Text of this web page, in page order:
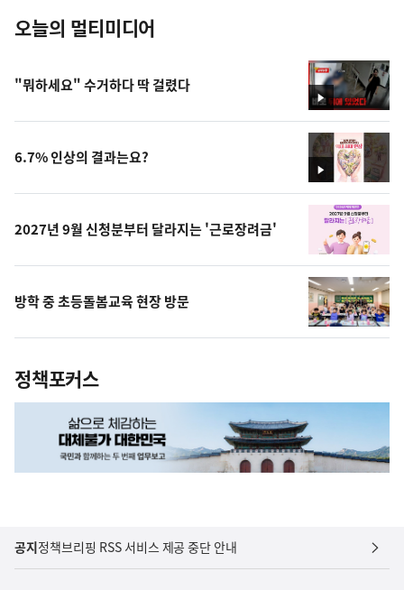
오늘의 멀티미디어
영
상
"뭐하세요" 수거하다 딱 걸렸다
영
상
6.7% 인상의 결과는요?
2027년 9월 신청분부터 달라지는 '근로장려금'
방학 중 초등돌봄교육 현장 방문
정책포커스
공지정책브리핑 RSS 서비스 제공 중단 안내